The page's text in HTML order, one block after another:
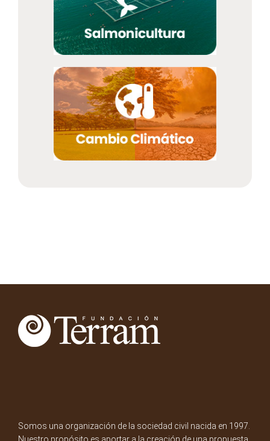
Somos una organización de la sociedad civil nacida en 1997.